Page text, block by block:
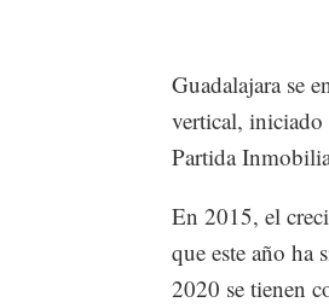
Guadalajara se
vertical, iniciado
Partida
En 2015, el
que este año ha
2020 se tienen